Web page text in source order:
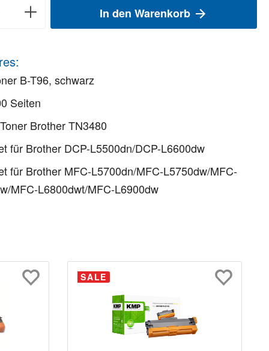
In den Warenkorb
B-T96, schwarz
Seiten
Brother TN3480
für Brother DCP-L5500dn/DCP-L6600dw
für Brother MFC-L5700dn/MFC-L5750dw/MFC-
MFC-L6800dwt/MFC-L6900dw
SALE